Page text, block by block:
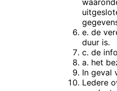
e. de
duur is.
c. de
a. het
In geval
Ledere